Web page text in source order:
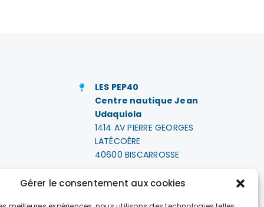
Gérer le consentement aux cookies
LES PEP40
Centre nautique Jean
Udaquiola
1414 AV PIERRE GEORGES
LATÉCOÈRE
40600 BISCARROSSE
+33 (0)5 58 78 10 47